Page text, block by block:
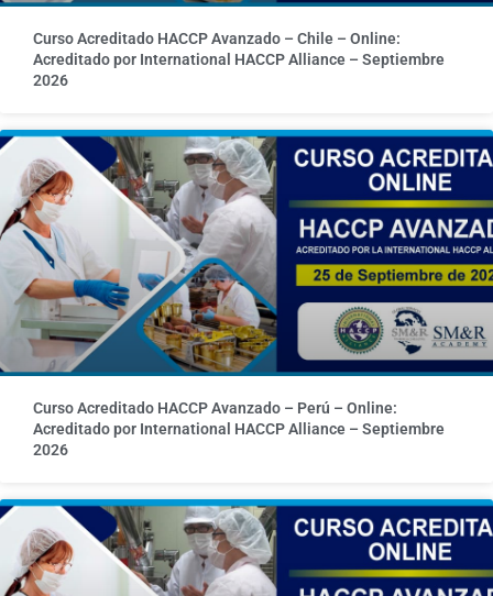
Curso Acreditado HACCP Avanzado – Chile – Online:
Acreditado por International HACCP Alliance – Septiembre
2026
Curso Acreditado HACCP Avanzado – Perú – Online:
Acreditado por International HACCP Alliance – Septiembre
2026